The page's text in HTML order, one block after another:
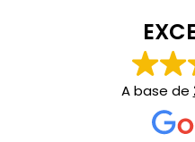
A base de